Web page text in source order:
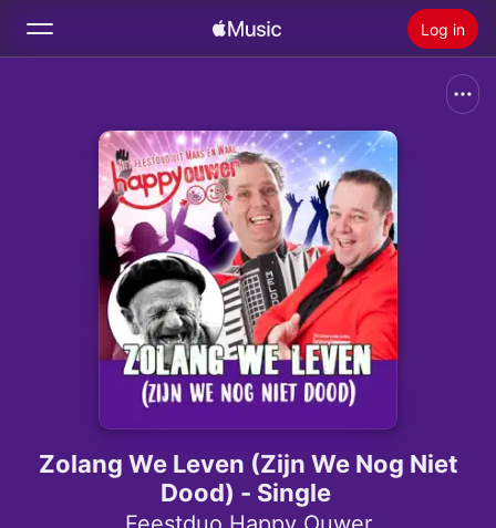
Log in
Home
Nieuw
Installeer Apple Music
Zolang We Leven (Zijn We Nog Niet
Dood) - Single